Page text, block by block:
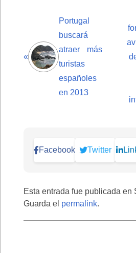
«
Portugal
buscará
atraer más
turistas
españoles
en 2013
Facebook Twitter
Esta entrada fue publicada en
Guarda el permalink.